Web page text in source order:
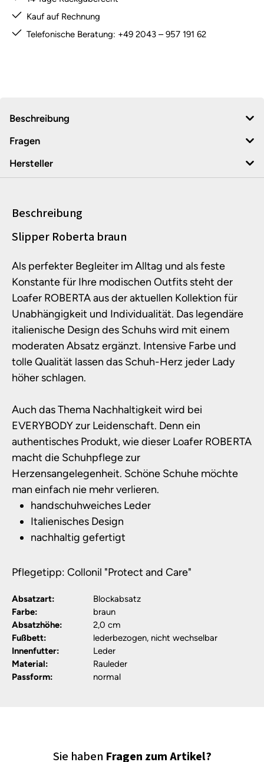
Kauf auf Rechnung
Telefonische Beratung: +49 2043 – 957 191 62
Beschreibung
Fragen
Hersteller
Beschreibung
Produktinformationen
Slipper Roberta braun
Als perfekter Begleiter im Alltag und als feste
Konstante für Ihre modischen Outfits steht der
Loafer ROBERTA aus der aktuellen Kollektion für
Unabhängigkeit und Individualität. Das legendäre
italienische Design des Schuhs wird mit einem
moderaten Absatz ergänzt. Intensive Farbe und
tolle Qualität lassen das Schuh-Herz jeder Lady
höher schlagen.
Auch das Thema Nachhaltigkeit wird bei
EVERYBODY zur Leidenschaft. Denn ein
authentisches Produkt, wie dieser Loafer ROBERTA
macht die Schuhpflege zur
Herzensangelegenheit. Schöne Schuhe möchte
man einfach nie mehr verlieren.
handschuhweiches Leder
Italienisches Design
nachhaltig gefertigt
Pflegetipp: Collonil "Protect and Care"
Absatzart:
Blockabsatz
Farbe:
braun
Absatzhöhe:
2,0 cm
Fußbett:
lederbezogen, nicht wechselbar
Innenfutter:
Leder
Material:
Rauleder
Passform:
normal
Sie haben Fragen zum Artikel?